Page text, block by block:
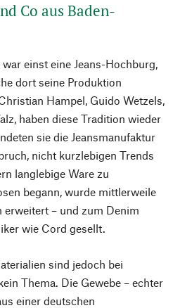
Co aus Baden-
einst eine Jeans-Hochburg,
dort seine Produktion
Hampel, Guido Wetzels,
haben diese Tradition wieder
sie die Jeansmanufaktur
nicht kurzlebigen Trends
langlebige Ware zu
begann, wurde mittlerweile
erweitert – und zum Denim
wie Cord gesellt.
sind jedoch bei
Thema. Die Gewebe – echter
einer deutschen